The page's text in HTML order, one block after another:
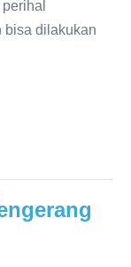
bisa dilakukan